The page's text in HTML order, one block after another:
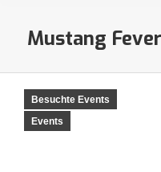
Mustang
Besuchte Events
Events